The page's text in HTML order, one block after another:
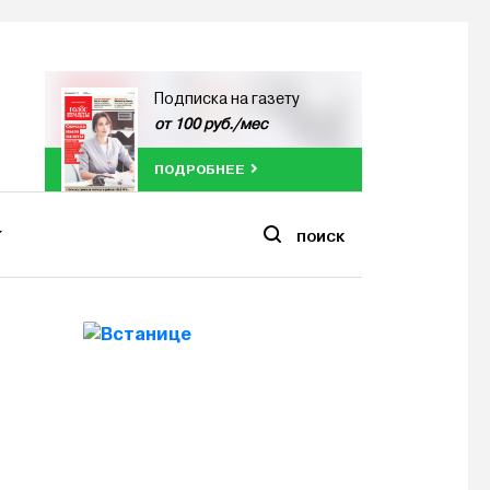
Подписка на газету
от 100 руб./мес
ПОДРОБНЕЕ
ПОИСК